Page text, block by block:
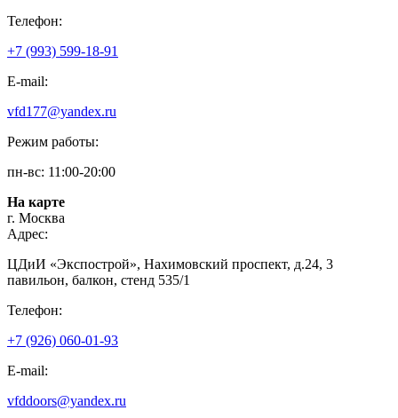
Телефон:
+7 (993) 599-18-91
E-mail:
vfd177@yandex.ru
Режим работы:
пн-вс: 11:00-20:00
На карте
г. Москва
Адрес:
ЦДиИ «Экспострой», Нахимовский проспект, д.24, 3
павильон, балкон, стенд 535/1
Телефон:
+7 (926) 060-01-93
E-mail:
vfddoors@yandex.ru